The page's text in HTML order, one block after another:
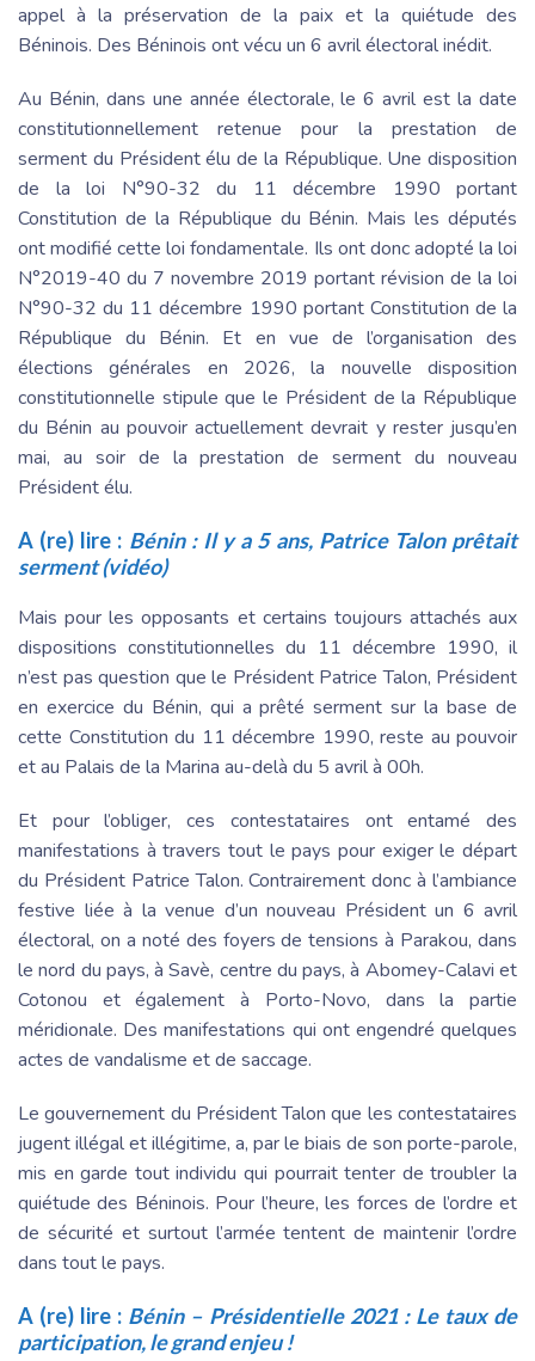
appel à la préservation de la paix et la quiétude des
Béninois. Des Béninois ont vécu un 6 avril électoral inédit.
Au Bénin, dans une année électorale, le 6 avril est la date
constitutionnellement retenue pour la prestation de
serment du Président élu de la République. Une disposition
de la loi N°90-32 du 11 décembre 1990 portant
Constitution de la République du Bénin. Mais les députés
ont modifié cette loi fondamentale. Ils ont donc adopté la loi
N°2019-40 du 7 novembre 2019 portant révision de la loi
N°90-32 du 11 décembre 1990 portant Constitution de la
République du Bénin. Et en vue de l’organisation des
élections générales en 2026, la nouvelle disposition
constitutionnelle stipule que le Président de la République
du Bénin au pouvoir actuellement devrait y rester jusqu’en
mai, au soir de la prestation de serment du nouveau
Président élu.
A (re) lire : Bénin : Il y a 5 ans, Patrice Talon prêtait
serment (vidéo)
Mais pour les opposants et certains toujours attachés aux
dispositions constitutionnelles du 11 décembre 1990, il
n’est pas question que le Président Patrice Talon, Président
en exercice du Bénin, qui a prêté serment sur la base de
cette Constitution du 11 décembre 1990, reste au pouvoir
et au Palais de la Marina au-delà du 5 avril à 00h.
Et pour l’obliger, ces contestataires ont entamé des
manifestations à travers tout le pays pour exiger le départ
du Président Patrice Talon. Contrairement donc à l’ambiance
festive liée à la venue d’un nouveau Président un 6 avril
électoral, on a noté des foyers de tensions à Parakou, dans
le nord du pays, à Savè, centre du pays, à Abomey-Calavi et
Cotonou et également à Porto-Novo, dans la partie
méridionale. Des manifestations qui ont engendré quelques
actes de vandalisme et de saccage.
Le gouvernement du Président Talon que les contestataires
jugent illégal et illégitime, a, par le biais de son porte-parole,
mis en garde tout individu qui pourrait tenter de troubler la
quiétude des Béninois. Pour l’heure, les forces de l’ordre et
de sécurité et surtout l’armée tentent de maintenir l’ordre
dans tout le pays.
A (re) lire : Bénin – Présidentielle 2021 : Le taux de
participation, le grand enjeu !